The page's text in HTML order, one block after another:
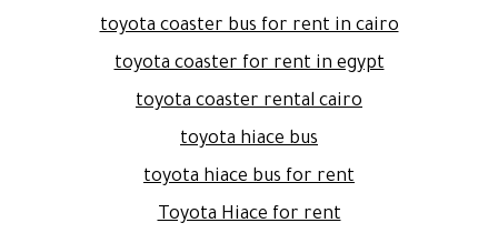
toyota coaster bus for rent in cairo
toyota coaster for rent in egypt
toyota coaster rental cairo
toyota hiace bus
toyota hiace bus for rent
Toyota Hiace for rent